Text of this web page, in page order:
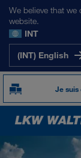
We believe that we
website.
INT
(INT) English
Je suis
TOGETHER